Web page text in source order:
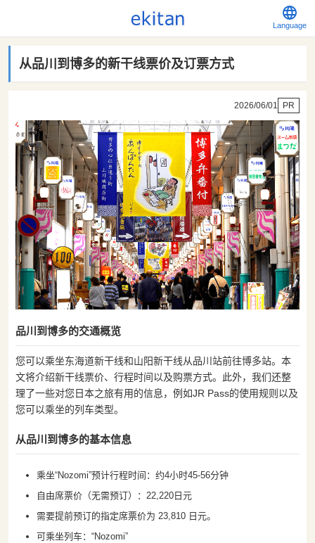
Language
从品川到博多的新干线票价及订票方式
2026/06/01 PR
品川到博多的交通概览
您可以乘坐东海道新干线和山阳新干线从品川站前往博多站。本
文将介绍新干线票价、行程时间以及购票方式。此外，我们还整
理了一些对您日本之旅有用的信息，例如JR Pass的使用规则以及
您可以乘坐的列车类型。
从品川到博多的基本信息
乘坐“Nozomi”预计行程时间：约4小时45-56分钟
自由席票价（无需预订）：22,220日元
需要提前预订的指定席票价为 23,810 日元。
可乘坐列车：“Nozomi”